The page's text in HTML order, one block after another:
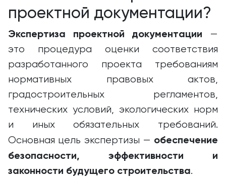
проектной документации?
Экспертиза проектной документации —
это процедура оценки соответствия
разработанного проекта требованиям
нормативных правовых актов,
градостроительных регламентов,
технических условий, экологических норм
и иных обязательных требований.
Основная цель экспертизы — обеспечение
безопасности, эффективности и
законности будущего строительства.